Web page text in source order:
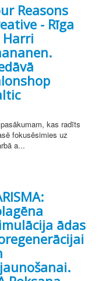
Reasons
- Rīga
kas radīts
fokusēsimies uz
a...
ādas